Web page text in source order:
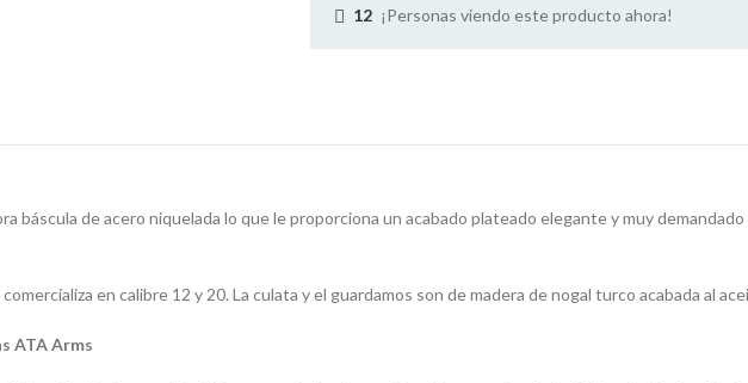
12 ¡Personas viendo este producto ahora!
báscula de acero niquelada lo que le proporciona un acabado plateado elegante y muy
en calibre 12 y 20. La culata y el guardamos son de madera de nogal turco acabada al
ATA Arms